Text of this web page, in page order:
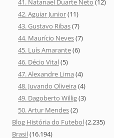
41. Natanael Duarte Neto (12)
42. Aguiar Junior(11)
43. Gustavo Ribas(7)
44. Maurício Neves(7)
45. Luís Amarante(6)
46. Décio Vital(5)
47. Alexandre Lima (4)
48. Juvando Oliveira (4)
49. Dagoberto Willig(3)
50. Artur Mendes(2)
Blog História do Futebol(2.235)
Brasil(16.194)